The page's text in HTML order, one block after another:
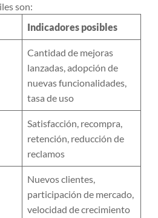
son:
Indicadores posibles
Cantidad de mejoras
lanzadas, adopción de
nuevas funcionalidades,
tasa de uso
Satisfacción, recompra,
retención, reducción de
reclamos
Nuevos clientes,
participación de mercado,
velocidad de crecimiento